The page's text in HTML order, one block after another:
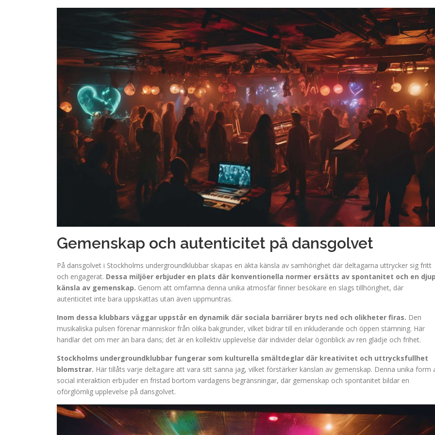
Gemenskap och autenticitet på dansgolvet
På dansgolvet i Stockholms undergroundklubbar skapas en äkta känsla av samhörighet där deltagarna uttrycker sig fritt
och engagerat. Dessa miljöer erbjuder en plats där konventionella normer ersätts av spontanitet och en
känsla av gemenskap. Genom att omfamna denna unika atmosfär finner besökare en slags tillhörighet, där
autenticitet inte bara uppskattas utan även uppmuntras.
Inom dessa klubbars väggar uppstår en dynamik där sociala barriärer bryts ned och olikheter firas. Den
musikaliska pulsen förenar människor från olika bakgrunder, vilket bidrar till en inkluderande och öppen stämning. Här
handlar det om mer än bara dans; det är en kollektiv upplevelse där individer delar ögonblick av ren glädje och frihet.
Stockholms undergroundklubbar fungerar som kulturella smältdeglar där kreativitet och uttrycksfullhet
blomstrar. Här tillåts varje deltagare att vara sitt sanna jag, vilket förstärker känslan av gemenskap. Denna unika form
social interaktion erbjuder en fristad bortom vardagens begränsningar, där gemenskap och spontanitet bildar en
oförglömlig upplevelse på dansgolvet.